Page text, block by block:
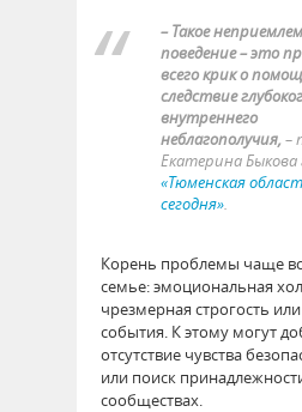
– Такое
поведение – это
всего крик о
следствие
внутреннего
неблагополучия, –
Екатерина Быкова
«Тюменская
сегодня».
Корень проблемы чаще
семье: эмоциональная
чрезмерная строгость
события. К этому могут
отсутствие чувства
или поиск
сообществах.